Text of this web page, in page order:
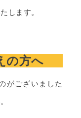
します。
の方へ
がございました